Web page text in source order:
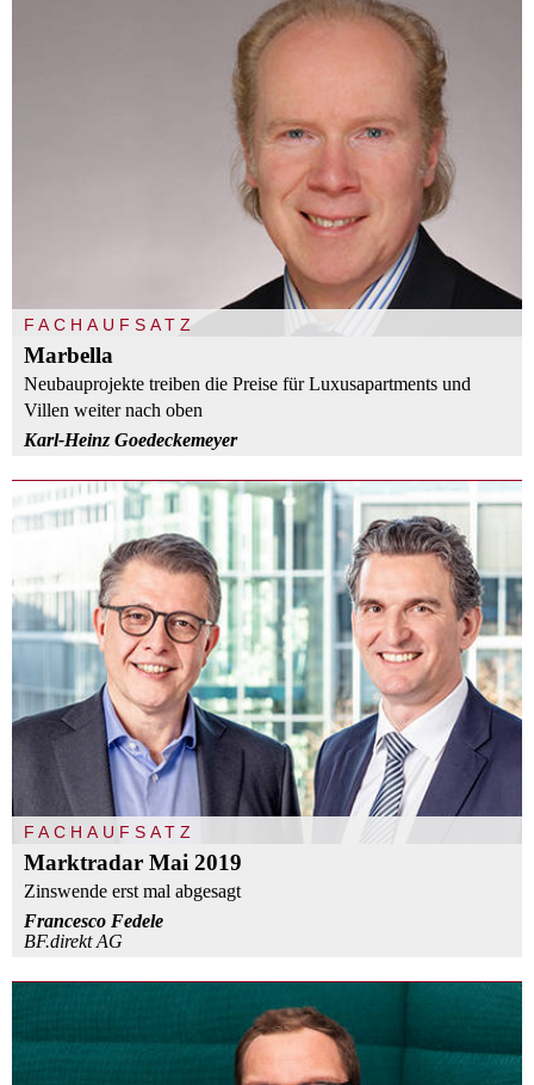
FACHAUFSATZ
Marbella
Neubauprojekte treiben die Preise für Luxusapartments und
Villen weiter nach oben
Karl-Heinz Goedeckemeyer
FACHAUFSATZ
Marktradar Mai 2019
Zinswende erst mal abgesagt
Francesco Fedele
BF.direkt AG